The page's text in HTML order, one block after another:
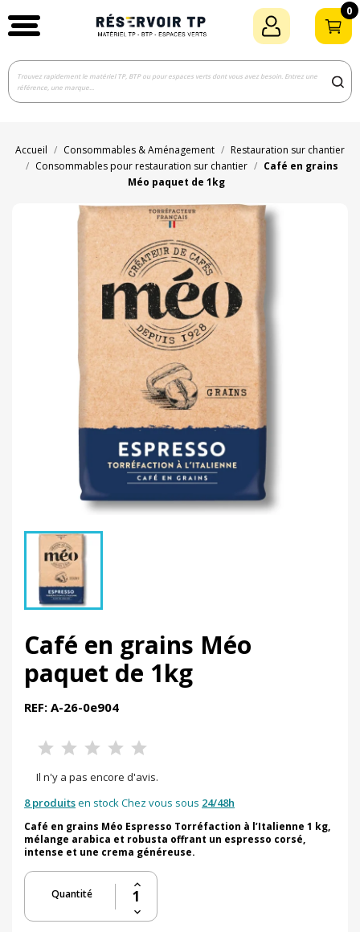
0
Accueil Consommables & Aménagement
Restauration sur chantier
Consommables pour restauration sur chantier
Café en grains
Méo paquet de 1kg
Café en grains Méo
paquet de 1kg
REF: A-26-0e904
Il n'y a pas encore d'avis.
8 produitsen stock Chez vous sous 24/48h
Café en grains Méo Espresso Torréfaction à l’Italienne 1 kg,
mélange arabica et robusta offrant un espresso corsé,
intense et une crema généreuse.
Quantité